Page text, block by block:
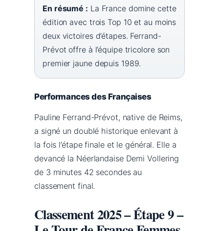
En résumé : La France domine cette
édition avec trois Top 10 et au moins
deux victoires d’étapes. Ferrand-
Prévot offre à l’équipe tricolore son
premier jaune depuis 1989.
Performances des Françaises
Pauline Ferrand-Prévot, native de Reims,
a signé un doublé historique enlevant à
la fois l’étape finale et le général. Elle a
devancé la Néerlandaise Demi Vollering
de 3 minutes 42 secondes au
classement final.
Classement 2025 – Étape 9 –